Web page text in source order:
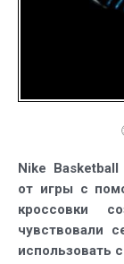
Nike
от игры с
кроссовки
чувствовали
использовать